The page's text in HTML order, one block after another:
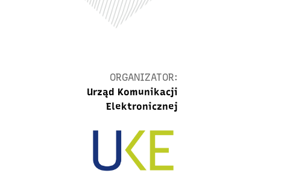
ORGANIZATOR:
Urząd Komunikacji
Elektronicznej